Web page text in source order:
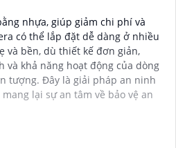
nhựa, giúp giảm chi phí và
có thể lắp đặt dễ dàng ở nhiều
và bền, dù thiết kế đơn giản,
khả năng hoạt động của dòng
tượng. Đây là giải pháp an ninh
lại sự an tâm về bảo vệ an